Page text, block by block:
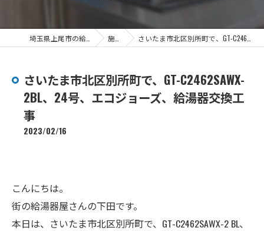
施工事例 さいたま市北区別所町で、GT-C2462SAWX-2BL、24号、エコジョーズ、給湯器交換工事
さいたま市北区別所町で、GT-C2462SAWX-
2BL、24号、エコジョーズ、給湯器交換工
事
2023/02/16
こんにちは。
街の給湯器屋さんの下田です。
本日は、さいたま市北区別所町で、GT-C2462SAWX-2 BL、